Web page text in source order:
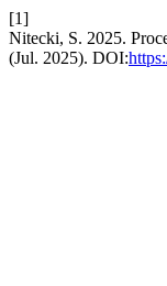
[1]
Nitecki, S. 2025.
(Jul. 2025). DOI: